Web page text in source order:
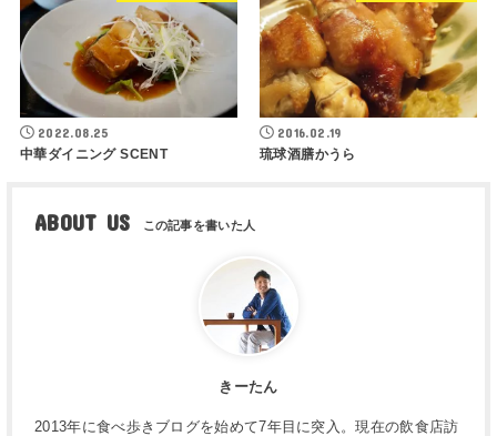
2022.08.25
中華ダイニング SCENT
2016.02.19
琉球酒膳かうら
ABOUT US
きーたん
2013年に食べ歩きブログを始めて7年目に突入。現在の飲食店訪